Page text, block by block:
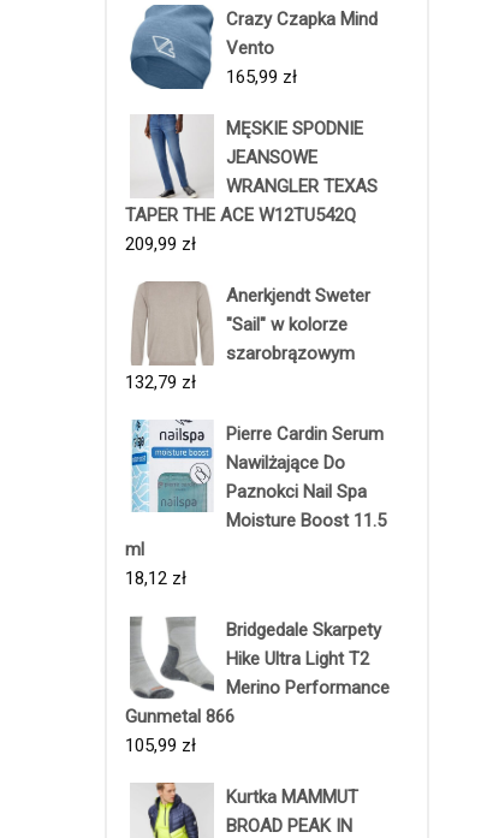
Crazy Czapka Mind
Vento
165,99 zł
MĘSKIE SPODNIE
JEANSOWE
WRANGLER TEXAS
TAPER THE ACE W12TU542Q
209,99 zł
Anerkjendt Sweter
"Sail" w kolorze
szarobrązowym
132,79 zł
Pierre Cardin Serum
Nawilżające Do
Paznokci Nail Spa
Moisture Boost 11.5
ml
18,12 zł
Bridgedale Skarpety
Hike Ultra Light T2
Merino Performance
Gunmetal 866
105,99 zł
Kurtka MAMMUT
BROAD PEAK IN